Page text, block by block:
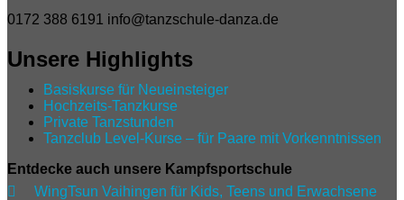
0172 388 6191 info@tanzschule-danza.de
Unsere Highlights
Basiskurse für Neueinsteiger
Hochzeits-Tanzkurse
Private Tanzstunden
Tanzclub Level‑Kurse – für Paare mit Vorkenntnissen
Entdecke auch unsere Kampfsportschule

WingTsun Vaihingen für Kids, Teens und Erwachsene